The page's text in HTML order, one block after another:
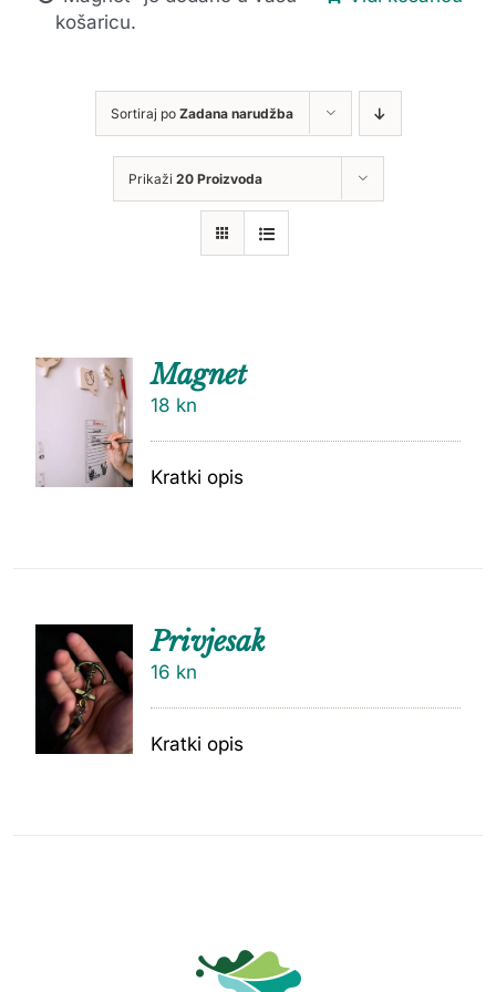
košaricu.
Sortiraj po Zadana narudžba
Prikaži 20 Proizvoda
Magnet
18 kn
Kratki opis
DODAJ
U
KOŠARI
CU
Privjesak
16 kn
Kratki opis